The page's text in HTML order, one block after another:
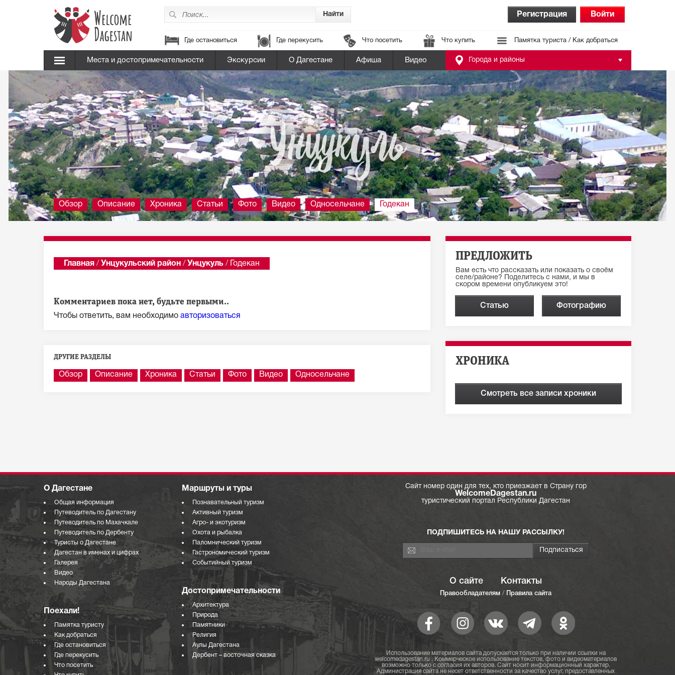
Регистрация Войти
Где остановиться Где перекусить Что посетить Что купить Памятка туриста / Как добраться
Места и достопримечательности Экскурсии О Дагестане Афиша Видео Города и районы
Унцукуль
Обзор Описание Хроника Статьи Фото Видео Односельчане Годекан
Главная / Унцукульский район / Унцукуль / Годекан
Комментариев пока нет, будьте первыми..
Чтобы ответить, вам необходимо авторизоваться
ДРУГИЕ РАЗДЕЛЫ
Обзор Описание Хроника Статьи Фото Видео Односельчане
ПРЕДЛОЖИТЬ
Вам есть что рассказать или показать о своём
селе/районе? Поделитесь с нами, и мы в
скором времени опубликуем это!
Статью Фотографию
ХРОНИКА
Смотреть все записи хроники
О Дагестане
Общая информация
Путеводитель по Дагестану
Путеводитель по Махачкале
Путеводитель по Дербенту
Туристы о Дагестане
Дагестан в именах и цифрах
Галерея
Видео
Народы Дагестана
Поехали!
Памятка туристу
Как добраться
Где остановиться
Где перекусить
Что посетить
Маршруты и туры
Познавательный туризм
Активный туризм
Агро- и экотуризм
Охота и рыбалка
Паломнический туризм
Гастрономический туризм
Событийный туризм
Достопримечательности
Архитектура
Природа
Памятники
Религия
Аулы Дагестана
Дербент – восточная сказка
Сайт номер один для тех, кто приезжает в Страну гор
WelcomeDagestan.ru
туристический портал Республики Дагестан
ПОДПИШИТЕСЬ НА НАШУ РАССЫЛКУ!
О сайте Контакты
Правообладателям / Правила сайта
Использование материалов сайта допускается только при наличии ссылки на
welcomedagestan.ru . Коммерческое использование текстов, фото и видеоматериалов
возможно только с согласия их авторов. Сайт носит информационный характер.
Администрация сайта не несет ответственности за качество услуг, предоставленных